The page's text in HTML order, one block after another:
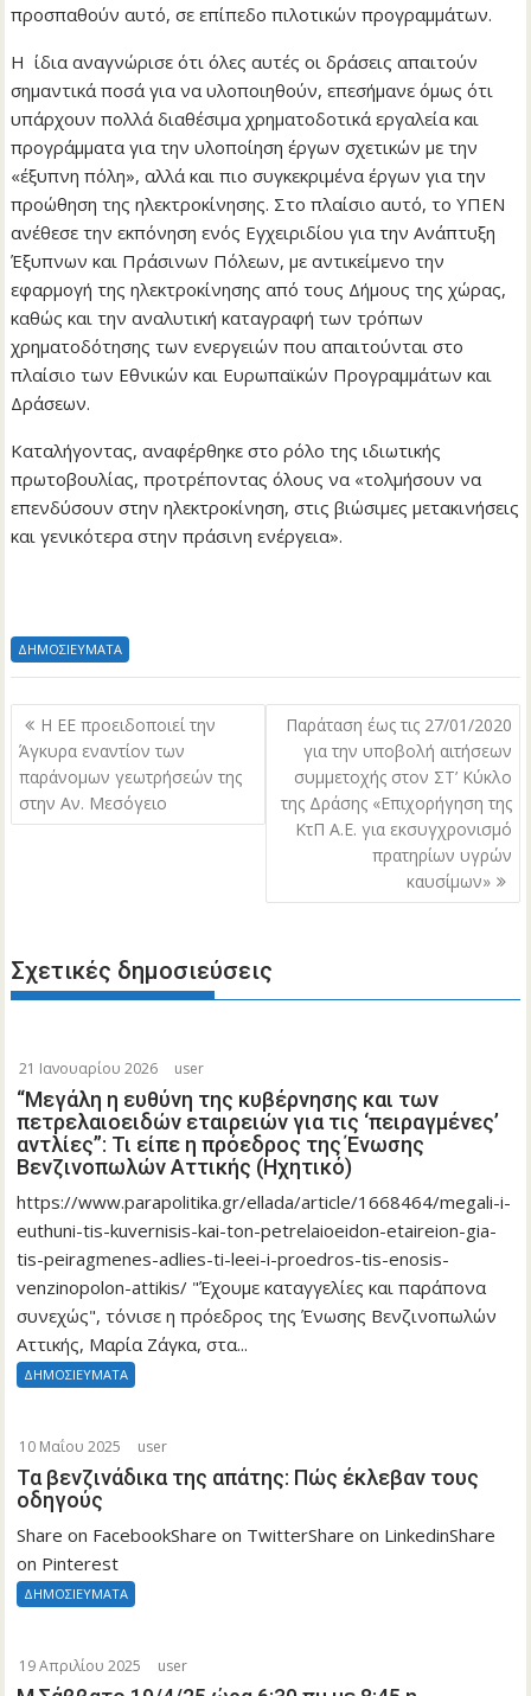
προσπαθούν αυτό, σε επίπεδο πιλοτικών προγραμμάτων.
Η ίδια αναγνώρισε ότι όλες αυτές οι δράσεις απαιτούν
σημαντικά ποσά για να υλοποιηθούν, επεσήμανε όμως ότι
υπάρχουν πολλά διαθέσιμα χρηματοδοτικά εργαλεία και
προγράμματα για την υλοποίηση έργων σχετικών με την
«έξυπνη πόλη», αλλά και πιο συγκεκριμένα έργων για την
προώθηση της ηλεκτροκίνησης. Στο πλαίσιο αυτό, το ΥΠΕΝ
ανέθεσε την εκπόνηση ενός Εγχειριδίου για την Ανάπτυξη
Έξυπνων και Πράσινων Πόλεων, με αντικείμενο την
εφαρμογή της ηλεκτροκίνησης από τους Δήμους της χώρας,
καθώς και την αναλυτική καταγραφή των τρόπων
χρηματοδότησης των ενεργειών που απαιτούνται στο
πλαίσιο των Εθνικών και Ευρωπαϊκών Προγραμμάτων και
Δράσεων.
Καταλήγοντας, αναφέρθηκε στο ρόλο της ιδιωτικής
πρωτοβουλίας, προτρέποντας όλους να «τολμήσουν να
επενδύσουν στην ηλεκτροκίνηση, στις βιώσιμες μετακινήσεις
και γενικότερα στην πράσινη ενέργεια».
ΔΗΜΟΣΙΕΥΜΑΤΑ
Πλοήγηση
άρθρων
Η ΕΕ προειδοποιεί την
Άγκυρα εναντίον των
παράνομων γεωτρήσεών της
στην Αν. Μεσόγειο
Παράταση έως τις 27/01/2020
για την υποβολή αιτήσεων
συμμετοχής στον ΣΤ’ Κύκλο
της Δράσης «Επιχορήγηση της
ΚτΠ Α.Ε. για εκσυγχρονισμό
πρατηρίων υγρών
καυσίμων»
Σχετικές δημοσιεύσεις
21 Ιανουαρίου 2026 user
“Μεγάλη η ευθύνη της κυβέρνησης και των
πετρελαιοειδών εταιρειών για τις ‘πειραγμένες’
αντλίες”: Τι είπε η πρόεδρος της Ένωσης
Βενζινοπωλών Αττικής (Ηχητικό)
https://www.parapolitika.gr/ellada/article/1668464/megali-i-
euthuni-tis-kuvernisis-kai-ton-petrelaioeidon-etaireion-gia-
tis-peiragmenes-adlies-ti-leei-i-proedros-tis-enosis-
venzinopolon-attikis/ "Έχουμε καταγγελίες και παράπονα
συνεχώς", τόνισε η πρόεδρος της Ένωσης Βενζινοπωλών
Αττικής, Μαρία Ζάγκα, στα...
ΔΗΜΟΣΙΕΥΜΑΤΑ
10 Μαΐου 2025 user
Τα βενζινάδικα της απάτης: Πώς έκλεβαν τους
οδηγούς
Share on FacebookShare on TwitterShare on LinkedinShare
on Pinterest
ΔΗΜΟΣΙΕΥΜΑΤΑ
19 Απριλίου 2025 user